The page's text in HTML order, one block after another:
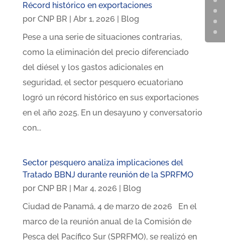
Récord histórico en exportaciones
por CNP BR Abr 1, 2026
Blog
Pese a una serie de situaciones contrarias,
como la eliminación del precio diferenciado
del diésel y los gastos adicionales en
seguridad, el sector pesquero ecuatoriano
logró un récord histórico en sus exportaciones
en el año 2025. En un desayuno y conversatorio
con...
Sector pesquero analiza implicaciones del
Tratado BBNJ durante reunión de la SPRFMO
por CNP BR Mar 4, 2026
Blog
Ciudad de Panamá, 4 de marzo de 2026 En el
marco de la reunión anual de la Comisión de
Pesca del Pacífico Sur (SPRFMO), se realizó en